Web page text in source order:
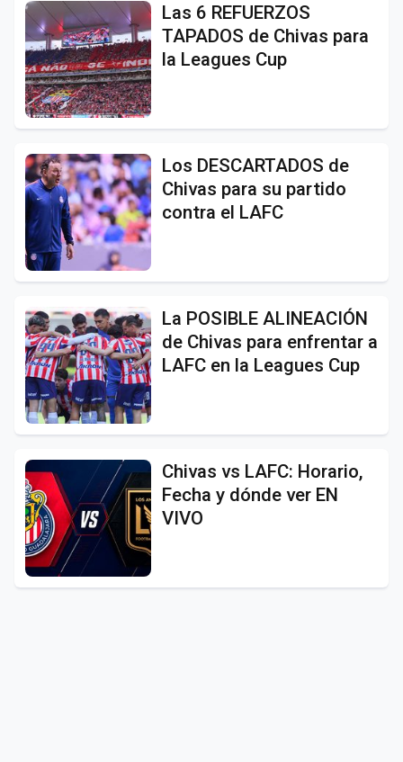
Las 6 REFUERZOS
TAPADOS de Chivas para
la Leagues Cup
Los DESCARTADOS de
Chivas para su partido
contra el LAFC
La POSIBLE ALINEACIÓN
de Chivas para enfrentar a
LAFC en la Leagues Cup
Chivas vs LAFC: Horario,
Fecha y dónde ver EN
VIVO